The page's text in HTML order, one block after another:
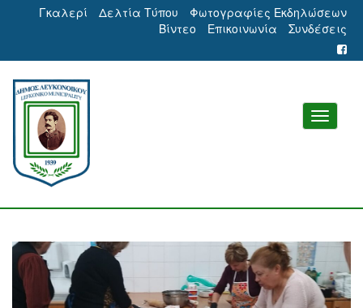
Γκαλερί Δελτία Τύπου
Φωτογραφίες Εκδηλώσεων
Βίντεο
Επικοινωνία Συνδέσεις